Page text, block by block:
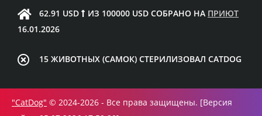
62.91 USD ИЗ 100000 USD СОБРАНО НА ПРИЮТ
16.01.2026
15 ЖИВОТНЫХ (САМОК) СТЕРИЛИЗОВАЛ CATDOG
"CatDog" © 2024-2026 - Все права защищены. [Версия